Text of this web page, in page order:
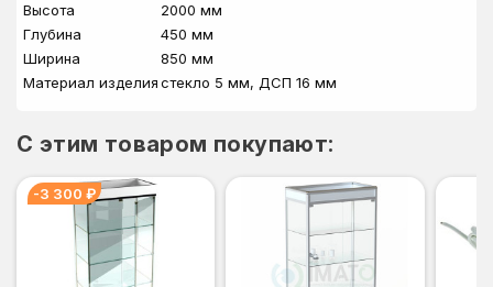
Высота
2000 мм
Глубина
450 мм
Ширина
850 мм
Материал изделиястекло 5 мм, ДСП 16 мм
C этим товаром покупают:
-3 300 ₽